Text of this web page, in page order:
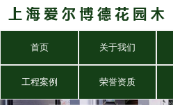
首页 关于我们
工程案例 荣誉资质